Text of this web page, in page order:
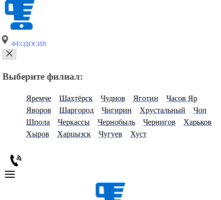
ФЕОДОСИЯ
Выберите филиал:
Яремче Шахтёрск Чуднов Яготин
Часов Яр
Яворов
Шаргород Чигирин Хрустальный
Чоп
Шпола
Черкассы Чернобыль Чернигов
Харьков
Хыров
Харцызск Чугуев Хуст